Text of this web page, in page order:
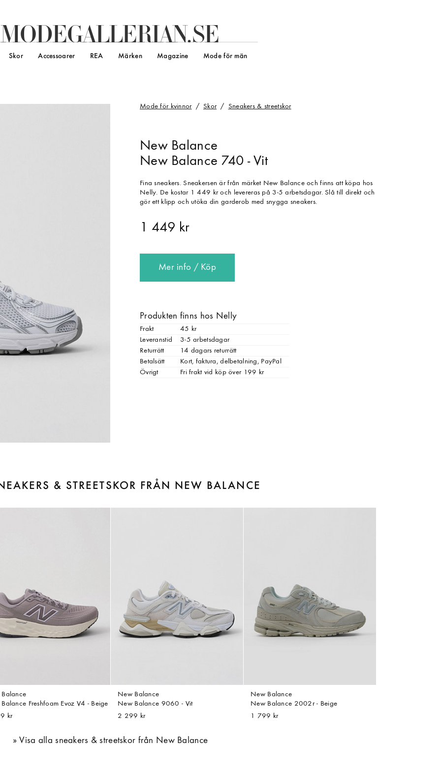
MODEGALLERIAN.SE
Skor Accessoarer REA Märken Magazine Mode för män
Mode för kvinnor Skor Sneakers & streetskor
New Balance
New Balance 740 - Vit
Fina sneakers. Sneakersen är från märket New Balance och finns att köpa hos
Nelly. De kostar 1 449 kr och levereras på 3-5 arbetsdagar. Slå till direkt och
gör ett klipp och utöka din garderob med snygga sneakers.
1 449 kr
Mer info / Köp
Produkten finns hos Nelly
Frakt
45 kr
Leveranstid
3-5 arbetsdagar
Returrätt
14 dagars returrätt
Betalsätt
Kort, faktura, delbetalning, PayPal
Övrigt
Fri frakt vid köp över 199 kr
& STREETSKOR FRÅN NEW BALANCE
Freshfoam Evoz V4 - Beige
kr
New Balance
New Balance 9060 - Vit
2 299 kr
New Balance
New Balance 2002r - Beige
1 799 kr
Visa alla sneakers & streetskor från New Balance